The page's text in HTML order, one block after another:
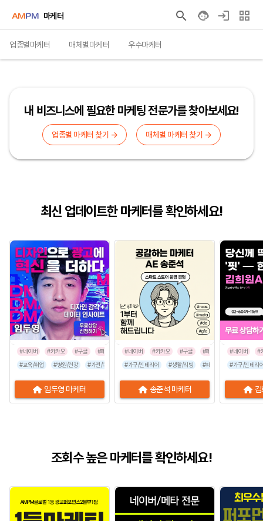
마케터
업종별마케터 매체별마케터 우수마케터
내 비즈니스에 필요한 마케팅 전문가를 찾아보세요!
업종별 마케터 찾기 → 매체별 마케터 찾기 →
최신 업데이트한 마케터를 확인하세요!
#네이버 #카카오 #구글 #페이스북
#인스타그램
#교육/취업
#병원/건강 #가전/디지털 #뷰티/미용 #스타트업 #식품/음료 #유통/쇼핑몰
임두영 마케터
#네이버 #카카오 #구글 #페이스북
#인스타그램
#가구/인테리어
#생활/리빙 #패션/잡화 #유통/쇼핑
송준석 마케터
#네이버
#
#가구/인테리
조회수 높은 마케터를 확인하세요!